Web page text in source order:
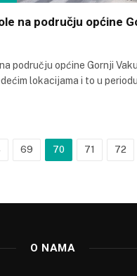
na području općine
području općine Gornji
lokacijama i to u
69 70 71 72
O NAMA